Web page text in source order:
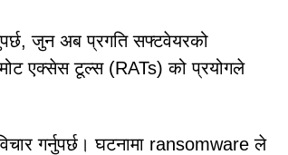
जुन अब प्रगति सफ्टवेयरको
एक्सेस टूल्स (RATs) को प्रयोगले
गर्नुपर्छ। घटनामा ransomware ले